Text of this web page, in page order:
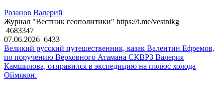
Розанов Валерий
Журнал "Вестник геополитики" https://t.me/vestnikg
4683347
07.06.2026 6433
Великий русский путешественник, казак Валентин Ефремов,
по поручению Верховного Атамана СКВРЗ Валерия
Камшилова, отправился в экспедицию на полюс холода
Оймякон.